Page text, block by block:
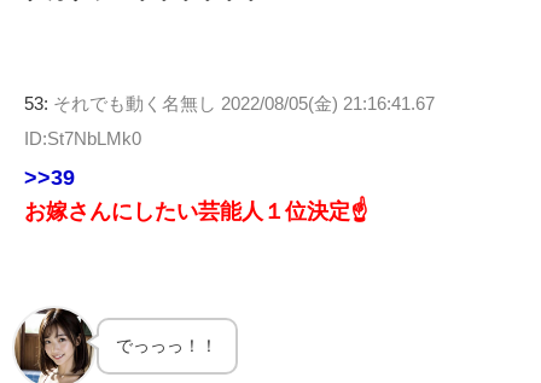
53: それでも動く名無し 2022/08/05(金) 21:16:41.67
ID:St7NbLMk0
>>39
お嫁さんにしたい芸能人１位決定☝
でっっっ！！